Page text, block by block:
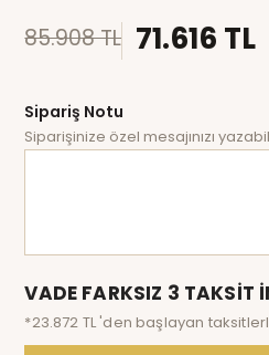
85.908 TL 71.616 TL
Sipariş Notu
Siparişinize özel mesajınızı
VADE FARKSIZ 3 TAKSİT
*23.872 TL 'den başlayan